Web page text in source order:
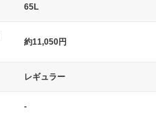
65L
約11,050円
レギュラー
-